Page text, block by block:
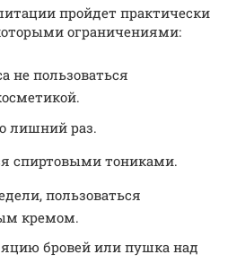
пройдет практически
ограничениями:
не пользоваться
лишний раз.
спиртовыми тониками.
пользоваться
кремом.
бровей или пушка над